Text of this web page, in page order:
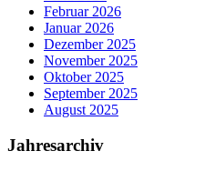
Februar 2026
Januar 2026
Dezember 2025
November 2025
Oktober 2025
September 2025
August 2025
Jahresarchiv